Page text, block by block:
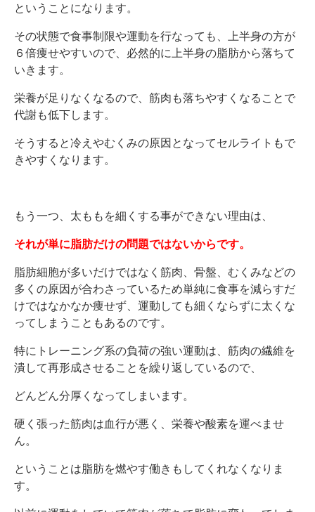
ということになります。
その状態で食事制限や運動を行なっても、上半身の方が
６倍痩せやすいので、必然的に上半身の脂肪から落ちて
いきます。
栄養が足りなくなるので、筋肉も落ちやすくなることで
代謝も低下します。
そうすると冷えやむくみの原因となってセルライトもで
きやすくなります。
もう一つ、太ももを細くする事ができない理由は、
それが単に脂肪だけの問題ではないからです。
脂肪細胞が多いだけではなく筋肉、骨盤、むくみなどの
多くの原因が合わさっているため単純に食事を減らすだ
けではなかなか痩せず、運動しても細くならずに太くな
ってしまうこともあるのです。
特にトレーニング系の負荷の強い運動は、筋肉の繊維を
潰して再形成させることを繰り返しているので、
どんどん分厚くなってしまいます。
硬く張った筋肉は血行が悪く、栄養や酸素を運べませ
ん。
ということは脂肪を燃やす働きもしてくれなくなりま
す。